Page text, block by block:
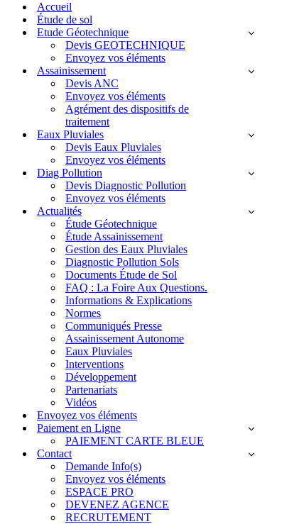
navigationAccueil
Étude de sol
Etude Géotechnique
Devis GEOTECHNIQUE
Envoyez vos éléments
Assainissement
Devis ANC
Envoyez vos éléments
Agrément des dispositifs de
traitement
Eaux Pluviales
Devis Eaux Pluviales
Envoyez vos éléments
Diag Pollution
Devis Diagnostic Pollution
Envoyez vos éléments
Actualités
Étude Géotechnique
Étude Assainissement
Gestion des Eaux Pluviales
Diagnostic Pollution Sols
Documents Étude de Sol
FAQ : La Foire Aux Questions.
Informations & Explications
Normes
Communiqués Presse
Assainissement Autonome
Eaux Pluviales
Interventions
Développement
Partenariats
Vidéos
Envoyez vos éléments
Paiement en Ligne
PAIEMENT CARTE BLEUE
Contact
Demande Info(s)
Envoyez vos éléments
ESPACE PRO
DEVENEZ AGENCE
RECRUTEMENT